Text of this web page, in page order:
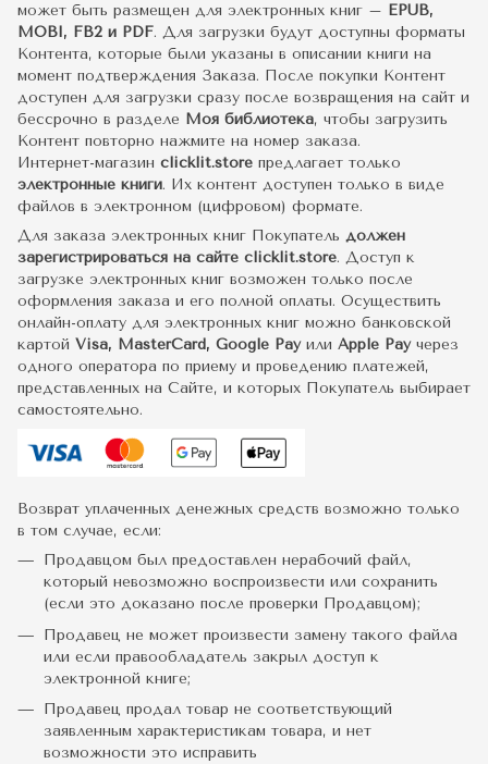
может быть размещен для электронных книг – EPUB,
MOBI, FB2 и PDF. Для загрузки будут доступны форматы
Контента, которые были указаны в описании книги на
момент подтверждения Заказа. После покупки Контент
доступен для загрузки сразу после возвращения на сайт и
бессрочно в разделе Моя библиотека, чтобы загрузить
Контент повторно нажмите на номер заказа.
Интернет-магазин clicklit.store предлагает только
электронные книги. Их контент доступен только в виде
файлов в электронном (цифровом) формате.
Для заказа электронных книг Покупатель должен
зарегистрироваться на сайте clicklit.store. Доступ к
загрузке электронных книг возможен только после
оформления заказа и его полной оплаты. Осуществить
онлайн-оплату для электронных книг можно банковской
картой Visa, MasterCard, Google Pay или Apple Payчерез
одного оператора по приему и проведению платежей,
представленных на Сайте, и которых Покупатель выбирает
самостоятельно.
Возврат уплаченных денежных средств возможно только
в том случае, если:
Продавцом был предоставлен нерабочий файл,
который невозможно воспроизвести или сохранить
(если это доказано после проверки Продавцом);
Продавец не может произвести замену такого файла
или если правообладатель закрыл доступ к
электронной книге;
Продавец продал товар не соответствующий
заявленным характеристикам товара, и нет
возможности это исправить